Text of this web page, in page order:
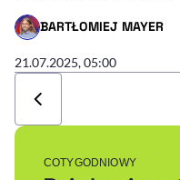
BARTŁOMIEJ MAYER
- AUTOR ARTYKUŁU - PROFIL
21.07.2025, 05:00